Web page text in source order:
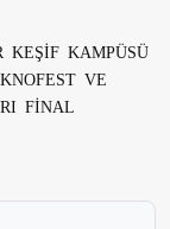
KEŞİF KAMPÜSÜ
VE
FİNAL